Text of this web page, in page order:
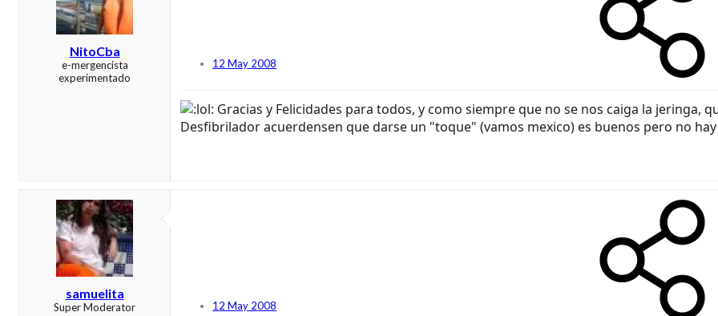
NitoCba
e-mergencista
experimentado
12 May 2008
Gracias y Felicidades para todos, y como siempre que no se nos caiga la jeringa,
Desfibrilador acuerdensen que darse un "toque" (vamos mexico) es buenos pero no
samuelita
Super Moderator 12 May 2008